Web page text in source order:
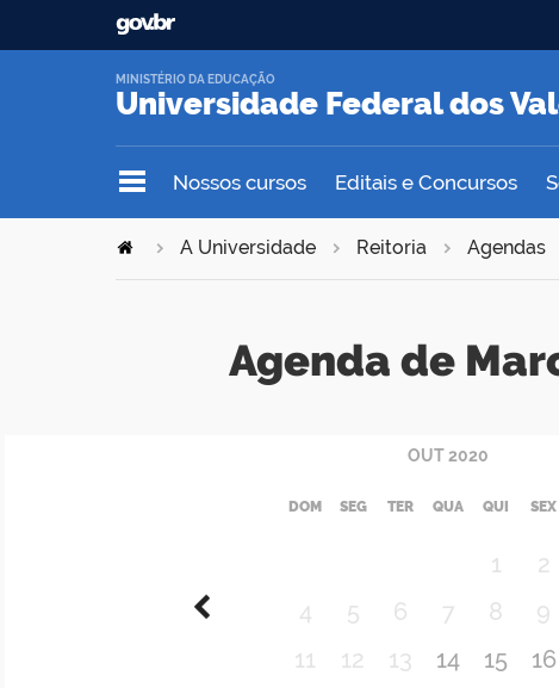
Universidade Federal dos
MINISTÉRIO DA EDUCAÇÃO
Nossos cursos Editais e Concursos
A Universidade Reitoria Agendas
Agenda de
OUT2020
DOM SEG TER QUA QUI SEX
1 2
4
5 6 7 8 9
11
12 13 14 15 16